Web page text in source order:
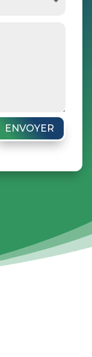
ENVOYER